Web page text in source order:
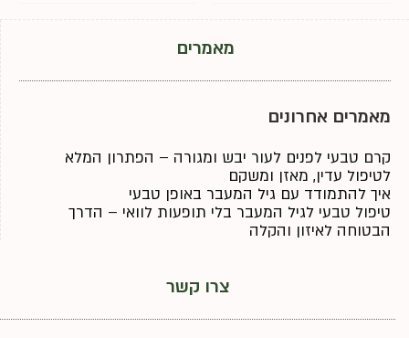
מאמרים
מאמרים אחרונים
קרם טבעי לפנים לעור יבש ומגורה – הפתרון המלא
לטיפול עדין, מאזן ומשקם
איך להתמודד עם גיל המעבר באופן טבעי
טיפול טבעי לגיל המעבר בלי תופעות לוואי – הדרך
הבטוחה לאיזון והקלה
צרו קשר